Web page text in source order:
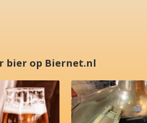
bier op Biernet.nl